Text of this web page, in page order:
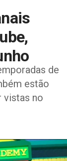
de
estão
vistas no